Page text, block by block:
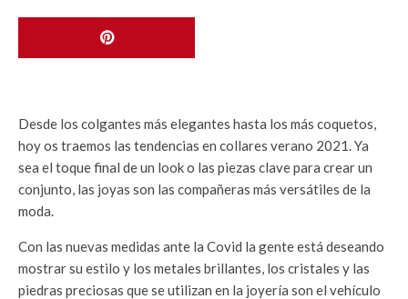
Desde los colgantes más elegantes hasta los más coquetos,
hoy os traemos las tendencias en collares verano 2021. Ya
sea el toque final de un look o las piezas clave para crear un
conjunto, las joyas son las compañeras más versátiles de la
moda.
Con las nuevas medidas ante la Covid la gente está deseando
mostrar su estilo y los metales brillantes, los cristales y las
piedras preciosas que se utilizan en la joyería son el vehículo